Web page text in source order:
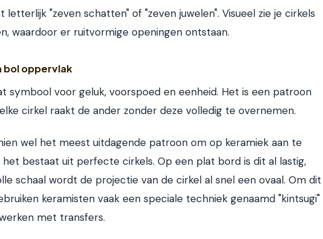
letterlijk "zeven schatten" of "zeven juwelen". Visueel zie je cirkels
waardoor er ruitvormige openingen ontstaan.
bol oppervlak
symbool voor geluk, voorspoed en eenheid. Het is een patroon
cirkel raakt de ander zonder deze volledig te overnemen.
wel het meest uitdagende patroon om op keramiek aan te
bestaat uit perfecte cirkels. Op een plat bord is dit al lastig,
schaal wordt de projectie van de cirkel al snel een ovaal. Om dit
keramisten vaak een speciale techniek genaamd "kintsugi"
met transfers.